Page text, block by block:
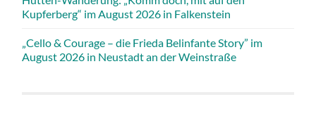
Kupferberg“ im August 2026 in Falkenstein
„Cello & Courage – die Frieda Belinfante Story” im
August 2026 in Neustadt an der Weinstraße